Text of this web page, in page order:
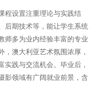
程设置注重理论与实践结
后期技术等，能让学生系统
师多为业内经验丰富的专业
，澳大利亚艺术氛围浓厚，
实践与交流机会。毕业后，
影领域有广阔就业前景，含